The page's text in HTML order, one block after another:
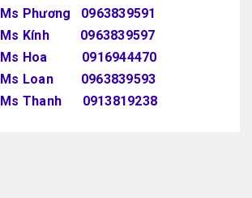
Ms Phương 0963839591
Ms Kính 0963839597
Ms Hoa 0916944470
Ms Loan 0963839593
Ms Thanh 0913819238